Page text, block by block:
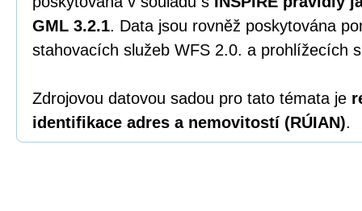
GML 3.2.1. Data jsou rovněž poskytována
stahovacích služeb WFS 2.0. a prohlížecích
Zdrojovou datovou sadou pro tato témata je
identifikace adres a nemovitostí (RÚIAN).